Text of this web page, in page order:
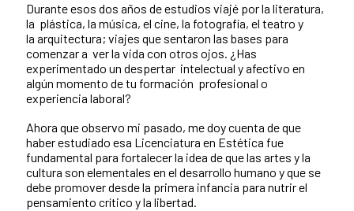
Durante esos dos años de estudios viajé por la literatura,
la plástica, la música, el cine, la fotografía, el teatro y
la arquitectura; viajes que sentaron las bases para
comenzar a ver la vida con otros ojos. ¿Has
experimentado un despertar intelectual y afectivo en
algún momento de tu formación profesional o
experiencia laboral?
Ahora que observo mi pasado, me doy cuenta de que
haber estudiado esa Licenciatura en Estética fue
fundamental para fortalecer la idea de que las artes y la
cultura son elementales en el desarrollo humano y que se
debe promover desde la primera infancia para nutrir el
pensamiento crítico y la libertad.